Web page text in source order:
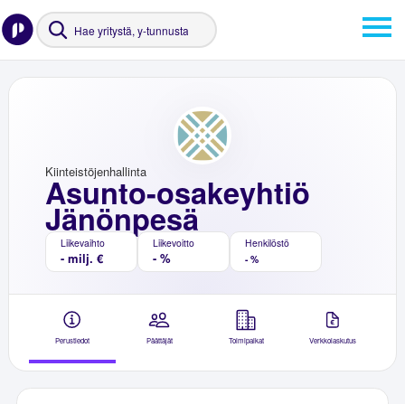
Asunto-osakeyhtiö
Jänönpesä
Kiinteistöjenhallinta
Liikevaihto
- milj. €
Liikevoitto
- %
Henkilöstö
- %
Perustiedot Päättäjät Toimipaikat Verkkolaskutus